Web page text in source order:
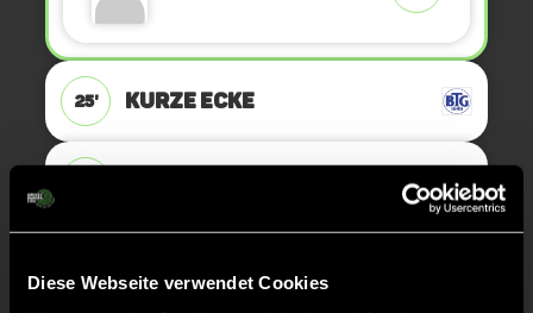
Diese Webseite verwendet Cookies
25' KURZE ECKE